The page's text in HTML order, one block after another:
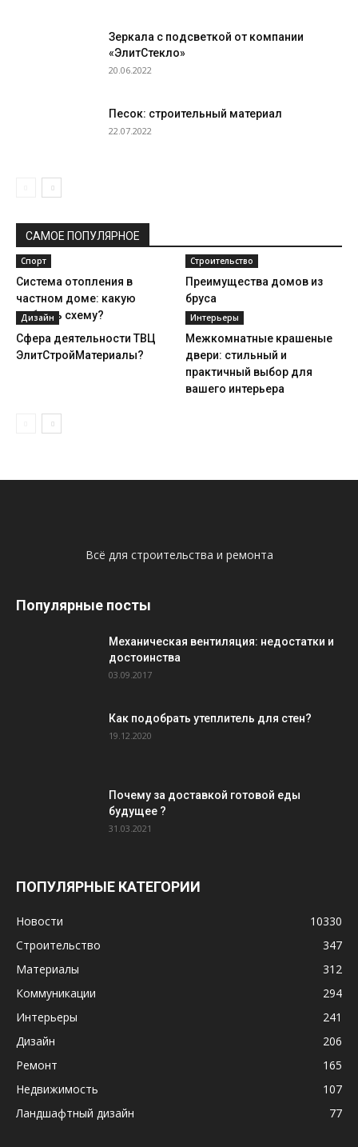
Зеркала с подсветкой от компании
«ЭлитСтекло»
20.06.2022
Песок: строительный материал
22.07.2022
САМОЕ ПОПУЛЯРНОЕ
Спорт
Система отопления в
частном доме: какую
выбрать схему?
Строительство
Преимущества домов из
бруса
Дизайн
Сфера деятельности ТВЦ
ЭлитСтройМатериалы?
Интерьеры
Межкомнатные крашеные
двери: стильный и
практичный выбор для
вашего интерьера
Всё для строительства и ремонта
Популярные посты
Механическая вентиляция: недостатки и
достоинства
03.09.2017
Как подобрать утеплитель для стен?
19.12.2020
Почему за доставкой готовой еды
будущее ?
31.03.2021
ПОПУЛЯРНЫЕ КАТЕГОРИИ
Новости
10330
Строительство
347
Материалы
312
Коммуникации
294
Интерьеры
241
Дизайн
206
Ремонт
165
Недвижимость
107
Ландшафтный дизайн
77